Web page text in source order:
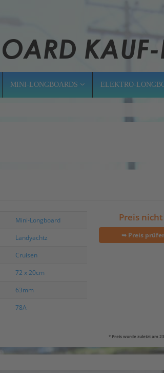
MINI-LONGBOARDS ELEKTRO-
Mini-Longboard
Landyachtz
Cruisen
72 x 20cm
63mm
78A
Preis
➥ Preis
* Preis wurde zuletzt am